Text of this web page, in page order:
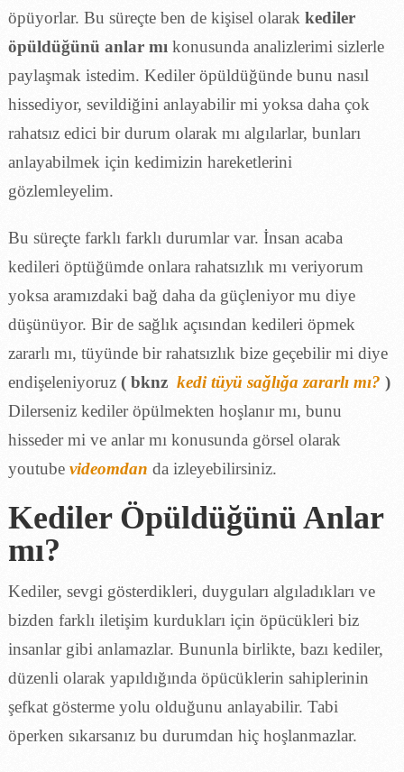
öpüyorlar. Bu süreçte ben de kişisel olarak kediler
öpüldüğünü anlar mı konusunda analizlerimi sizlerle
paylaşmak istedim. Kediler öpüldüğünde bunu nasıl
hissediyor, sevildiğini anlayabilir mi yoksa daha çok
rahatsız edici bir durum olarak mı algılarlar, bunları
anlayabilmek için kedimizin hareketlerini
gözlemleyelim.
Bu süreçte farklı farklı durumlar var. İnsan acaba
kedileri öptüğümde onlara rahatsızlık mı veriyorum
yoksa aramızdaki bağ daha da güçleniyor mu diye
düşünüyor. Bir de sağlık açısından kedileri öpmek
zararlı mı, tüyünde bir rahatsızlık bize geçebilir mi diye
endişeleniyoruz ( bknz kedi tüyü sağlığa zararlı mı? )
Dilerseniz kediler öpülmekten hoşlanır mı, bunu
hisseder mi ve anlar mı konusunda görsel olarak
youtube videomdan da izleyebilirsiniz.
Kediler Öpüldüğünü Anlar
mı?
Kediler, sevgi gösterdikleri, duyguları algıladıkları ve
bizden farklı iletişim kurdukları için öpücükleri biz
insanlar gibi anlamazlar. Bununla birlikte, bazı kediler,
düzenli olarak yapıldığında öpücüklerin sahiplerinin
şefkat gösterme yolu olduğunu anlayabilir. Tabi
öperken sıkarsanız bu durumdan hiç hoşlanmazlar.